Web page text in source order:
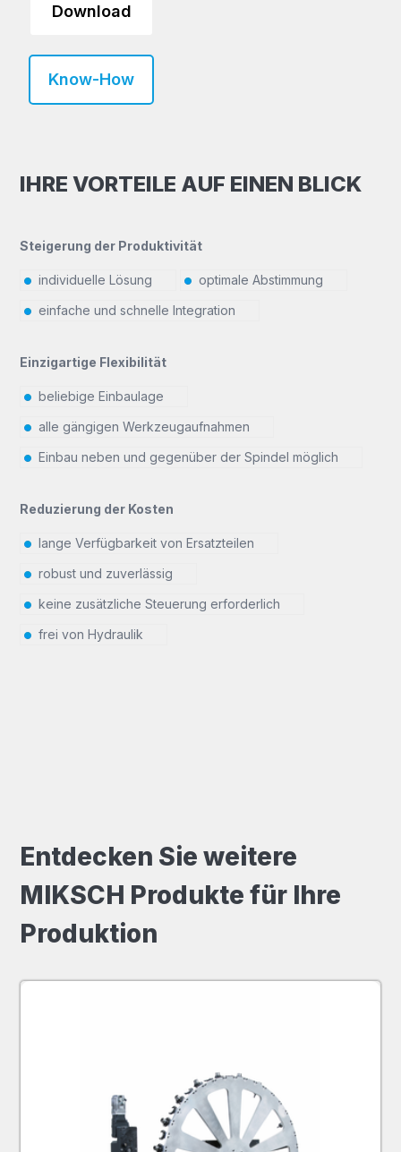
Download
Know-How
IHRE VORTEILE AUF EINEN BLICK
Steigerung der Produktivität
individuelle Lösung
optimale Abstimmung
einfache und schnelle Integration
Einzigartige Flexibilität
beliebige Einbaulage
alle gängigen Werkzeugaufnahmen
Einbau neben und gegenüber der Spindel möglich
Reduzierung der Kosten
lange Verfügbarkeit von Ersatzteilen
robust und zuverlässig
keine zusätzliche Steuerung erforderlich
frei von Hydraulik
Entdecken Sie weitere
MIKSCH Produkte für Ihre
Produktion